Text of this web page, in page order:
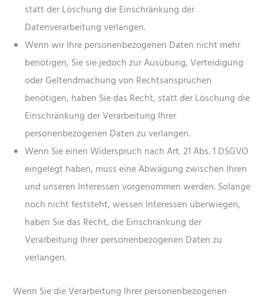
statt der Löschung die Einschränkung der
Datenverarbeitung verlangen.
Wenn wir Ihre personenbezogenen Daten nicht mehr
benötigen, Sie sie jedoch zur Ausübung, Verteidigung
oder Geltendmachung von Rechtsansprüchen
benötigen, haben Sie das Recht, statt der Löschung die
Einschränkung der Verarbeitung Ihrer
personenbezogenen Daten zu verlangen.
Wenn Sie einen Widerspruch nach Art. 21 Abs. 1 DSGVO
eingelegt haben, muss eine Abwägung zwischen Ihren
und unseren Interessen vorgenommen werden. Solange
noch nicht feststeht, wessen Interessen überwiegen,
haben Sie das Recht, die Einschränkung der
Verarbeitung Ihrer personenbezogenen Daten zu
verlangen.
Wenn Sie die Verarbeitung Ihrer personenbezogenen